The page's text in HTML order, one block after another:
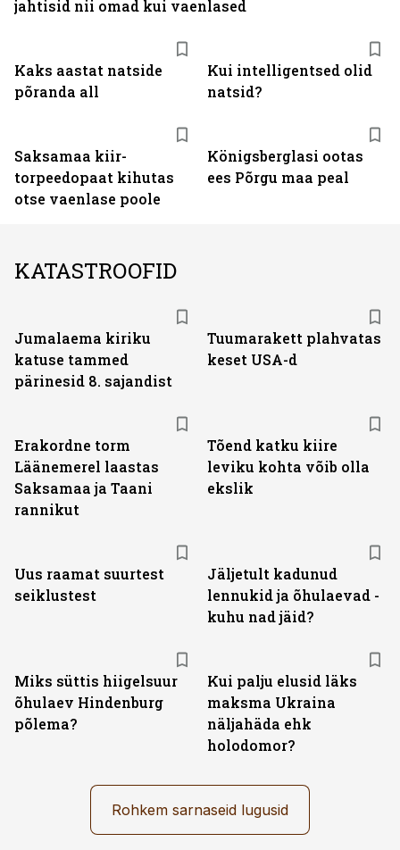
Kaks aastat natside
põranda all
Kui intelligentsed olid
natsid?
Saksamaa kiir-
torpeedo­paat kihutas
otse vaenlase poole
Königsberglasi ootas
ees Põrgu maa peal
jahtisid nii omad kui vaenlased
KATASTROOFID
Jumalaema kiriku
katuse tammed
pärinesid 8. sajandist
Tuumarakett plahvatas
keset USA-d
Erakordne torm
Läänemerel laastas
Saksamaa ja Taani
rannikut
Tõend katku kiire
leviku kohta võib olla
ekslik
Uus raamat suurtest
seiklustest
Jäljetult kadunud
lennukid ja õhulaevad -
kuhu nad jäid?
Miks süttis hiigelsuur
õhulaev Hindenburg
põlema?
Kui palju elusid läks
maksma Ukraina
näljahäda ehk
holodomor?
Rohkem sarnaseid lugusid